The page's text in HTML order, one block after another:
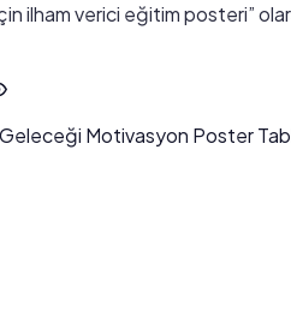
ilham verici eğitim posteri”